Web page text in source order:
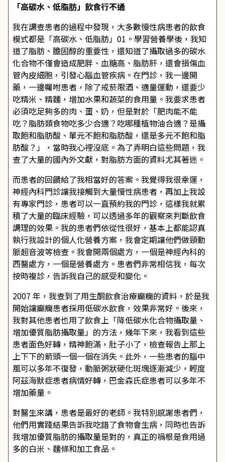
「高碳水、低脂肪」飲食行不通
我在調查患者的過程中發現，大多數慢性病患者的飲食
模式都是「高碳水、低脂肪」01。學習營養學後，我知
道了脂肪、膽固醇的重要性，還知道了攝取過多的碳水
化合物不僅會造成肥胖、血糖高、脂肪肝，還會損傷血
管內皮細胞，引發心腦血管疾病。在門診，我一邊開
藥，一邊囑咐患者，除了戒菸限酒、適量運動，還要少
吃精米、精麵，增加水果和蔬菜的食用量。我要求患者
必須吃足夠多的肉、蛋、奶，但是對於「肥肉能不能
吃？脂肪類食物吃多少合適？吃哪種植物油合適？是攝
取飽和脂肪酸、單元不飽和脂肪酸，還是多元不飽和脂
肪酸？」，當時我心裡沒底。為了弄明白這些問題，我
查了大量的國內外文獻，對脂肪方面的資料尤其著迷。
而患者的回饋給了我相當好的答案。我覺得我很幸運，
神經內科門診讓我接觸到大量慢性病患者，再加上我設
有專家門診，患者可以一直預約我的門診，這樣我就累
積了大量的臨床經驗，可以透過多年的觀察來判斷飲食
調理的效果。我的患者們依從性很好，基本上都能認真
執行我設計的個人化營養方案，我會定期讓他們做頸動
脈超音波等檢查。我會開兩個處方，一個是神經內科的
西醫處方，一個是營養處方。患者們非常相信我，每次
按時複診，告訴我自己的感受和變化。
2007 年，我查到了用生酮飲食治療癲癇的資料，於是我
開始讓癲癇患者採用低碳水飲食，效果非常好。後來，
我對其他患者也用了飲食上「降低碳水化合物攝取量、
增加優質脂肪攝取量」的方法，幾年下來，我看到這些
患者面色好轉，精神飽滿，肚子小了，檢查報告上那上
上下下的箭頭一個一個在消失。此外，一些患者的腦中
風可以多年不復發，動脈粥狀硬化斑塊逐漸減少，輕度
阿茲海默症患者病情好轉，巴金森氏症患者可以多年不
增加藥量。
對醫生來講，患者是最好的老師。我特別感謝患者們，
他們用實踐結果告訴我吃錯了食物會生病，同時也告訴
我增加優質脂肪的攝取量是對的，真正的禍根是食用過
多的白米、麵條和加工食品。